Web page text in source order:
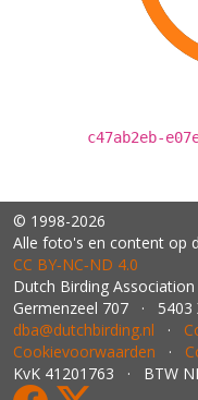
c47ab2eb-
© 1998-2026
Alle foto's en content op
CC BY‑NC‑ND 4.0
Dutch Birding Association
Germenzeel 707 · 5403
dba@dutchbirding.nl ·
Cookievoorwaarden ·
KvK 41201763 · BTW